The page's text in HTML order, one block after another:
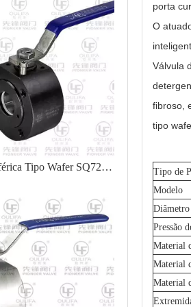
Válvula Esférica Tipo Wafer SQ72F-150LbC
porta
O
Válvula
fibroso,
tipo
Tipo de
Modelo
Pressão
Material
Material
Material